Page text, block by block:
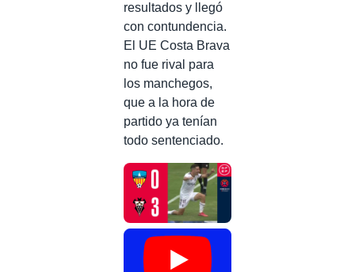
resultados y llegó
con contundencia.
El UE Costa Brava
no fue rival para
los manchegos,
que a la hora de
partido ya tenían
todo sentenciado.